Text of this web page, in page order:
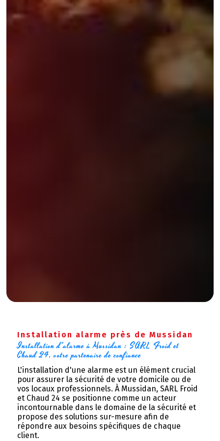
Installation alarme près de Mussidan
Installation d'alarme à Mussidan : SARL Froid et
Chaud 24, votre partenaire de confiance
L'installation d'une alarme est un élément crucial
pour assurer la sécurité de votre domicile ou de
vos locaux professionnels. À Mussidan, SARL Froid
et Chaud 24 se positionne comme un acteur
incontournable dans le domaine de la sécurité et
propose des solutions sur-mesure afin de
répondre aux besoins spécifiques de chaque
client.